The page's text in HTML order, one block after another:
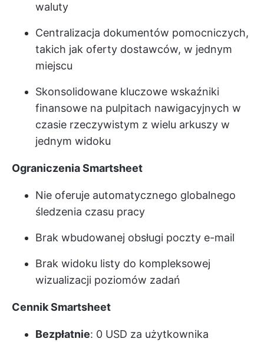
waluty
Centralizacja dokumentów pomocniczych,
takich jak oferty dostawców, w jednym
miejscu
Skonsolidowane kluczowe wskaźniki
finansowe na pulpitach nawigacyjnych w
czasie rzeczywistym z wielu arkuszy w
jednym widoku
Ograniczenia Smartsheet
Nie oferuje automatycznego globalnego
śledzenia czasu pracy
Brak wbudowanej obsługi poczty e-mail
Brak widoku listy do kompleksowej
wizualizacji poziomów zadań
Cennik Smartsheet
Bezpłatnie: 0 USD za użytkownika